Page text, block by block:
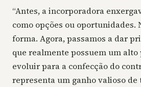
“Antes, a incorporadora
como opções ou oportunidades.
forma. Agora, passamos a dar
que realmente possuem um
evoluir para a confecção do
representa um ganho valioso de